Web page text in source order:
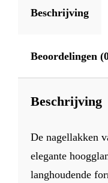
Beschrijving
Beoordelingen
Beschrijving
De nagellakken
elegante
langhoudende